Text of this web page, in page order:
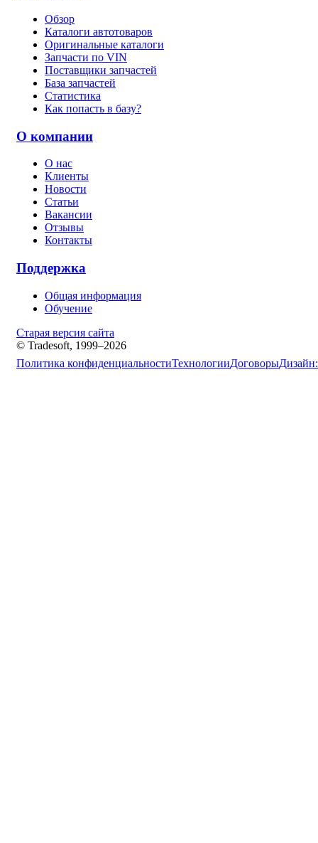
Обзор
Каталоги автотоваров
Оригинальные каталоги
Запчасти по VIN
Поставщики запчастей
База запчастей
Статистика
Как попасть в базу?
О компании
О нас
Клиенты
Новости
Статьи
Вакансии
Отзывы
Контакты
Поддержка
Общая информация
Обучение
Старая версия сайта
© Tradesoft, 1999–2026
Политика конфиденциальностиТехнологииДоговорыДизайн: